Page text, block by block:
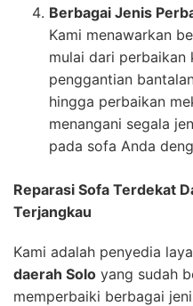
Berbagai Jenis
Kami menawarkan
mulai dari perbaikan
penggantian
hingga perbaikan
menangani segala
pada sofa Anda
Reparasi Sofa Terdekat
Terjangkau
Kami adalah penyedia
daerah Solo yang sudah
memperbaiki berbagai